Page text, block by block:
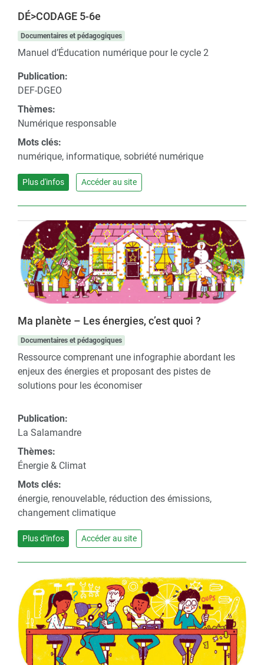
DÉ>CODAGE 5-6e
Documentaires et pédagogiques
Manuel d’Éducation numérique pour le cycle 2
Publication:
DEF-DGEO
Thèmes:
Numérique responsable
Mots clés:
numérique, informatique, sobriété numérique
Plus d'infos Accéder au site
Ma planète – Les énergies, c’est quoi ?
Documentaires et pédagogiques
Ressource comprenant une infographie abordant les
enjeux des énergies et proposant des pistes de
solutions pour les économiser
Publication:
La Salamandre
Thèmes:
Énergie & Climat
Mots clés:
énergie, renouvelable, réduction des émissions,
changement climatique
Plus d'infos Accéder au site